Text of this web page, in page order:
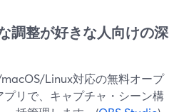
調整が好きな人向けの深
Linux対応の無料オープ
リで、キャプチャ・シーン構